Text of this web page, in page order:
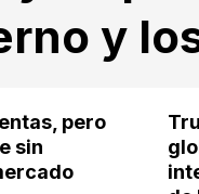
y
pero
sin